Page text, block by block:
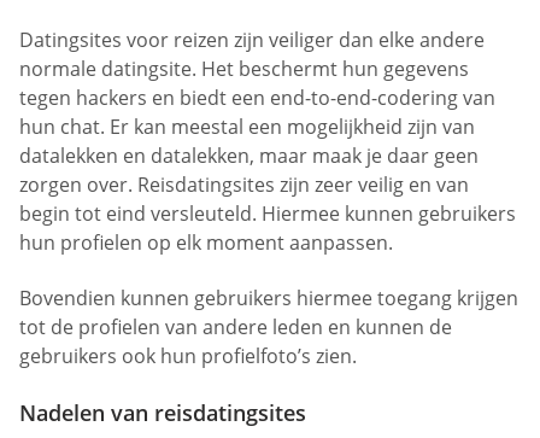
Datingsites voor reizen zijn veiliger dan elke andere
normale datingsite. Het beschermt hun gegevens
tegen hackers en biedt een end-to-end-codering van
hun chat. Er kan meestal een mogelijkheid zijn van
datalekken en datalekken, maar maak je daar geen
zorgen over. Reisdatingsites zijn zeer veilig en van
begin tot eind versleuteld. Hiermee kunnen gebruikers
hun profielen op elk moment aanpassen.
Bovendien kunnen gebruikers hiermee toegang krijgen
tot de profielen van andere leden en kunnen de
gebruikers ook hun profielfoto’s zien.
Nadelen van reisdatingsites